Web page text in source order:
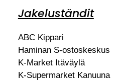
Jakeluständit
ABC Kippari
Haminan S-ostoskeskus
K-Market Itäväylä
K-Supermarket Kanuuna